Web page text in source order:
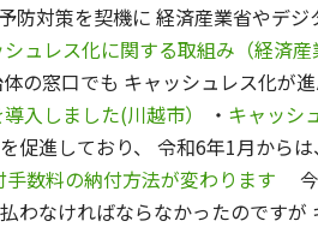
対策を契機に 経済産業省やデジ
ュレス化に関する取組み（経済産
の窓口でも キャッシュレス化が進
入しました(川越市） ・ キャッシ
促進しており、 令和6年1月から
数料の納付方法が変わります 今
わなければならなかったのです